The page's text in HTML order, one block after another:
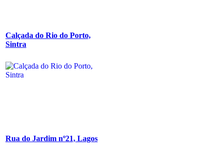
Calçada do Rio do Porto,
Sintra
Rua do Jardim nº21, Lagos